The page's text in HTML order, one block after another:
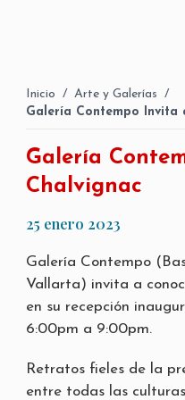
Inicio / Arte y Galerías /
Galería Contempo Invita
Galería
Chalvignac
25 enero 2023
Galería Contempo
Vallarta) invita a
en su recepción
6:00pm a 9:00pm.
Retratos fieles de la
entre todas las